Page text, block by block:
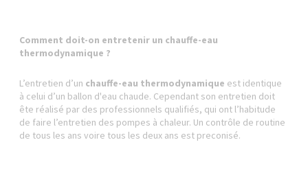
Comment doit-on entretenir un chauffe-eau
thermodynamique ?
L’entretien d’un chauffe-eau thermodynamique est identique
à celui d’un ballon d'eau chaude. Cependant son entretien doit
ête réalisé par des professionnels qualifiés, qui ont l’habitude
de faire l’entretien des pompes à chaleur. Un contrôle de routine
de tous les ans voire tous les deux ans est preconisé.